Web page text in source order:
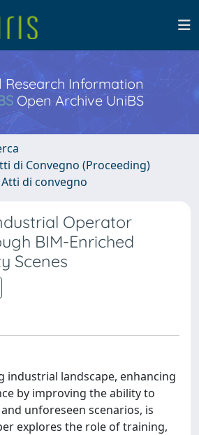
Information
Open Archive UniBS
di Convegno (Proceeding)
di convegno
Operator
BIM-Enriched
Scenes
industrial landscape, enhancing
by improving the ability to
unforeseen scenarios, is
explores the role of training,